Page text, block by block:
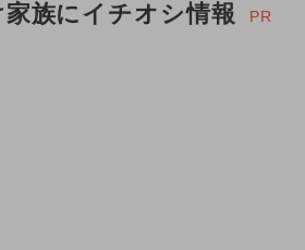
族にイチオシ情報 PR